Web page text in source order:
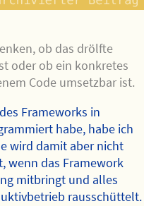
ob das drölfte
oder ob ein konkretes
Code umsetzbar ist.
Frameworks in
habe, habe ich
wird damit aber nicht
wenn das Framework
mitbringt und alles
rausschüttelt.